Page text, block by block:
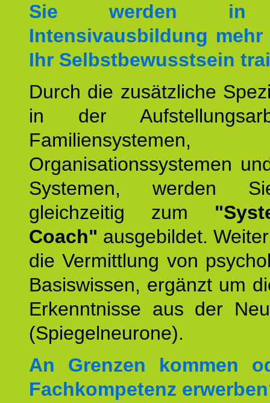
Sie werden in
Intensivausbildung
Ihr Selbstbewusstsein
Durch die zusätzliche
in der
Familiensystemen,
Organisationssystemen
Systemen, werden
gleichzeitig zum
Coach" ausgebildet.
die Vermittlung von
Basiswissen, ergänzt um
Erkenntnisse aus der
(Spiegelneurone).
An Grenzen kommen
Fachkompetenz